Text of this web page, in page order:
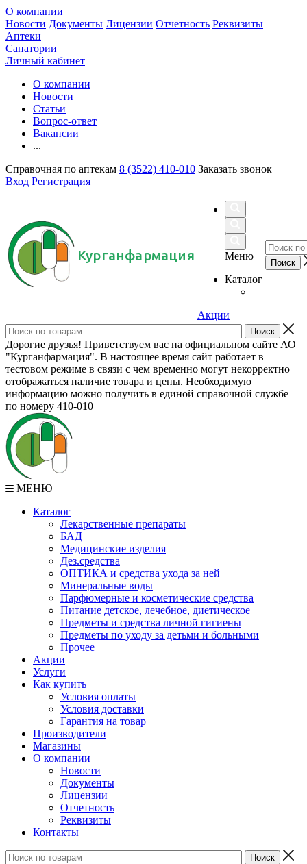
О компании
Новости Документы Лицензии Отчетность Реквизиты
Аптеки
Санатории
Личный кабинет
О компании
Новости
Статьи
Вопрос-ответ
Вакансии
...
Справочная по аптекам 8 (3522) 410-010 Заказать звонок
Вход Регистрация
Курганфармация
Меню
Каталог
Акции
Дорогие друзья! Приветствуем вас на официальном сайте АО
"Курганфармация". В настоящее время сайт работает в
тестовом режиме в связи с чем временно могут некорректно
отображаться наличие товара и цены. Необходимую
информацию можно получить в единой справочной службе
по номеру 410-010
МЕНЮ
Каталог
Лекарственные препараты
БАД
Медицинские изделия
Дез.средства
ОПТИКА и средства ухода за ней
Минеральные воды
Парфюмерные и косметические средства
Питание детское, лечебное, диетическое
Предметы и средства личной гигиены
Предметы по уходу за детьми и больными
Прочее
Акции
Услуги
Как купить
Условия оплаты
Условия доставки
Гарантия на товар
Производители
Магазины
О компании
Новости
Документы
Лицензии
Отчетность
Реквизиты
Контакты